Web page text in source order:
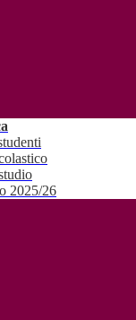
2025/26